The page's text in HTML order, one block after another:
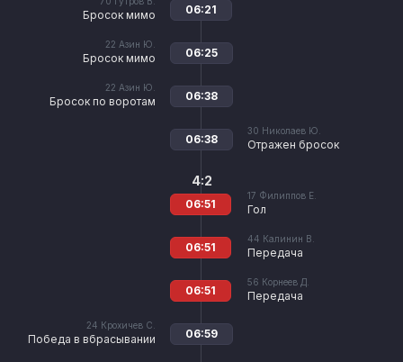
Бросок мимо 06:21
22 Азин Ю.
Бросок мимо 06:25
22 Азин Ю.
Бросок по воротам 06:38
30 Николаев Ю.
Отражен бросок
06:38
17 Филиппов Е.
Гол
4:2
06:51
44 Калинин В.
Передача
06:51
56 Корнеев Д.
Передача
06:51
24 Крохичев С.
Победа в вбрасывании 06:59